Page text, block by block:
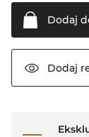
Dodaj
Dodaj